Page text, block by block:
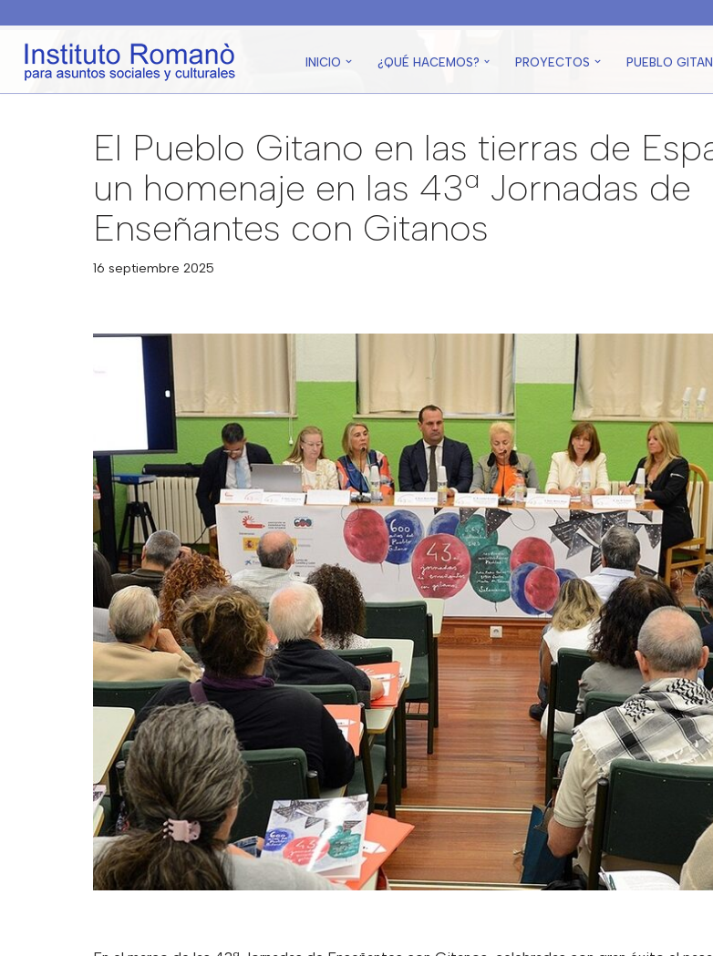
Saltar
contenido
INICIO ¿QUÉ HACEMOS? PROYECTOS PUEBLO
El Pueblo Gitano en las tierras de
un homenaje en las 43ª Jornadas de
Enseñantes con Gitanos
16 septiembre 2025